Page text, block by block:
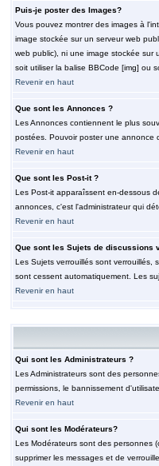
Puis-je poster des Images?
Vous pouvez montrer des images à
image stockée sur un serveur web
web public), ni une image stockée sur
soit utiliser la balise BBCode [img] ou
Revenir en haut
Que sont les Annonces ?
Les Annonces contiennent le plus
postées. Pouvoir poster une annonce
Revenir en haut
Que sont les Post-it ?
Les Post-it apparaîssent en-dessous
annonces, c'est l'administrateur qui
Revenir en haut
Que sont les Sujets de discussions
Les Sujets verrouillés sont verrouillés,
sont cessent automatiquement. Les
Revenir en haut
Qui sont les Administrateurs ?
Les Administrateurs sont des
permissions, le bannissement
Revenir en haut
Qui sont les Modérateurs?
Les Modérateurs sont des personnes
supprimer les messages et de